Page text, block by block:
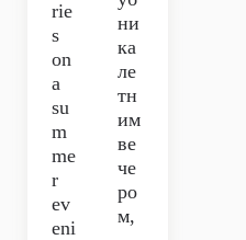
rie
s
on
a
su
m
me
r
ev
eni
ни
ка
ле
тн
им
ве
че
ро
м,